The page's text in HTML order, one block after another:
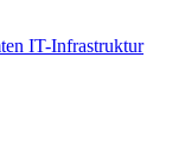
IT-Infrastruktur